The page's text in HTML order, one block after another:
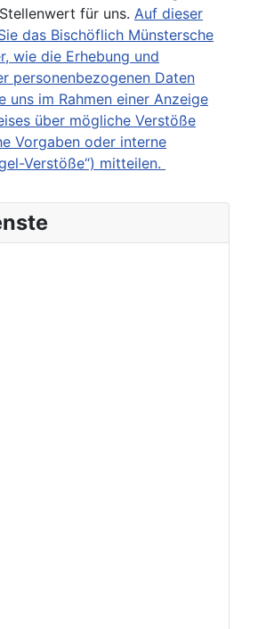
für uns. Auf dieser
das Bischöflich Münstersche
wie die Erhebung und
personenbezogenen Daten
uns im Rahmen einer Anzeige
über mögliche Verstöße
Vorgaben oder interne
Verstöße“) mitteilen.